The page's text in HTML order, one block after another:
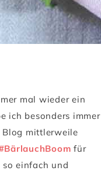
mal wieder ein
ich besonders immer
Blog mittlerweile
für
einfach und